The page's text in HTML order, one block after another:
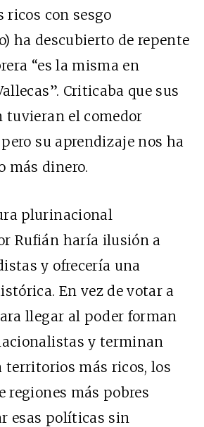
ricos con sesgo
ha descubierto de repente
“es la misma en
Criticaba que sus
tuvieran el comedor
su aprendizaje nos ha
más dinero.
plurinacional
Rufián haría ilusión a
y ofrecería una
En vez de votar a
llegar al poder forman
y terminan
territorios más ricos, los
regiones más pobres
esas políticas sin